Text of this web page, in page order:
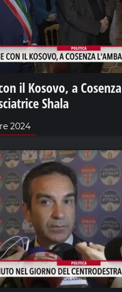
il Kosovo, a Cosenza
Shala
2024